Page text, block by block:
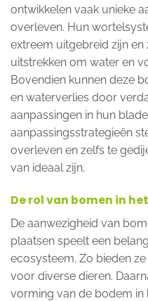
ontwikkelen vaak unieke
overleven. Hun
extreem uitgebreid zijn
uitstrekken om water en
Bovendien kunnen deze
en waterverlies door
aanpassingen in hun
aanpassingsstrategieën
overleven en zelfs te
van ideaal zijn.
De rol van bomen in
De aanwezigheid van
plaatsen speelt een
ecosysteem. Zo bieden
voor diverse dieren.
vorming van de bodem